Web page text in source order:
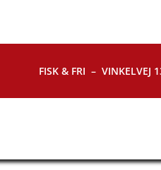
FISK & FRI – VINKELVEJ